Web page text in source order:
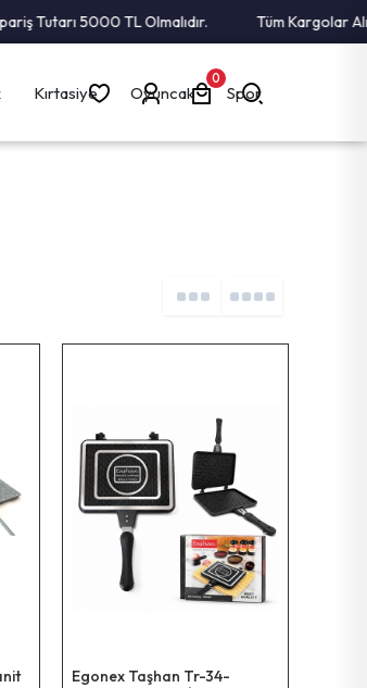
5000 TL Olmalıdır. Tüm Kargolar Alıcı
Kırtasiye Oyuncak Spor
0
Egonex Taşhan Tr-34-